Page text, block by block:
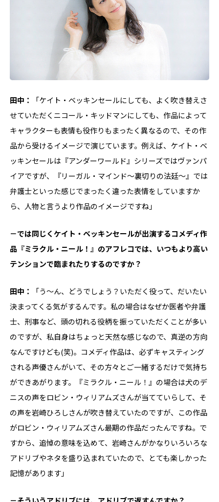
田中：
「ケイト・ベッキンセールにしても、よく吹き替えさ
せていただくニコール・キッドマンにしても、作品によって
キャラクターも表情も役作りもまったく異なるので、その作
品から受けるイメージで演じています。例えば、ケイト・ベ
ッキンセールは『アンダーワールド』シリーズではヴァンパ
イアですが、『リーガル・マインド～裏切りの法廷～』では
弁護士といった感じでまったく違った表情をしていますか
ら、人物と言うより作品のイメージですね」
－では同じくケイト・ベッキンセールが出演するコメディ作
品『ミラクル・ニール！』のアフレコでは、いつもより高い
テンションで臨まれたりするのですか？
田中：
「う～ん、どうでしょう？いただく役って、だいたい
決まってくる気がするんです。私の場合はなぜか医者や弁護
士、刑事など、頭の切れる役柄を振っていただくことが多い
のですが、私自身はちょっと天然な感じなので、真逆の方向
なんですけども(笑)。コメディ作品は、必ずキャスティング
される声優さんがいて、その方々とご一緒するだけで気持ち
ができあがります。『ミラクル・ニール！』の場合は犬のデ
ニスの声をロビン・ウィリアムズさんが当てていらして、そ
の声を岩崎ひろしさんが吹き替えていたのですが、この作品
がロビン・ウィリアムズさん最期の作品だったんですね。で
すから、追悼の意味を込めて、岩崎さんがかなりいろいろな
アドリブやネタを盛り込まれていたので、とても楽しかった
記憶があります」